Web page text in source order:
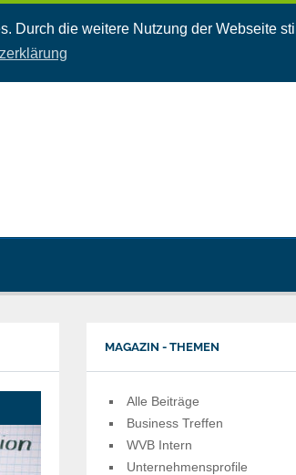
Durch die weitere Nutzung der Webseite
MAGAZIN - THEMEN
Alle Beiträge
Business Treffen
WVB Intern
Unternehmensprofile